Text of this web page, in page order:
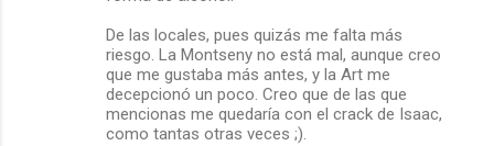
De las locales, pues quizás me falta más
riesgo. La Montseny no está mal, aunque creo
que me gustaba más antes, y la Art me
decepcionó un poco. Creo que de las que
mencionas me quedaría con el crack de Isaac,
como tantas otras veces ;).